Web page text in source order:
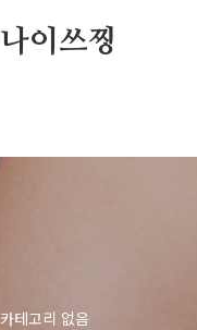
나이쓰찡
카테고리 없음